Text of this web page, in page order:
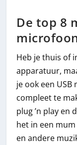
De top 8
Heb je thuis of
apparatuur,
je ook een
compleet te
plug ’n play en
het in een
en andere